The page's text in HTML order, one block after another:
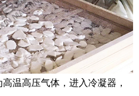
温高压气体，进入冷凝器，